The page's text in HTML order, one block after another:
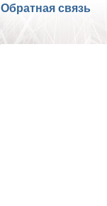
Обратная связь